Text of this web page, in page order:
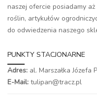
naszej ofercie posiadamy
roślin, artykułów
do odwiedzenia naszego
PUNKTY STACJONARNE
Adres: al. Marszałka Józefa
E-Mail: tulipan@tracz.pl